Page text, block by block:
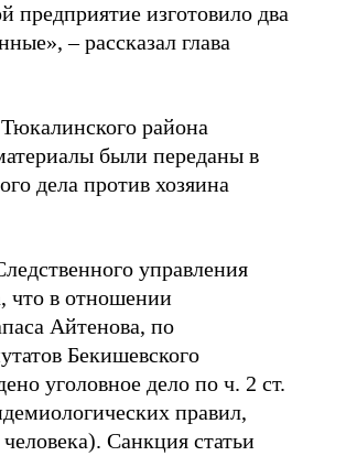
предприятие изготовило два
–рассказал глава
района
были переданы в
дела против хозяина
управления
в отношении
Айтенова, по
Бекишевского
уголовное дело по ч. 2 ст.
правил,
Санкция статьи